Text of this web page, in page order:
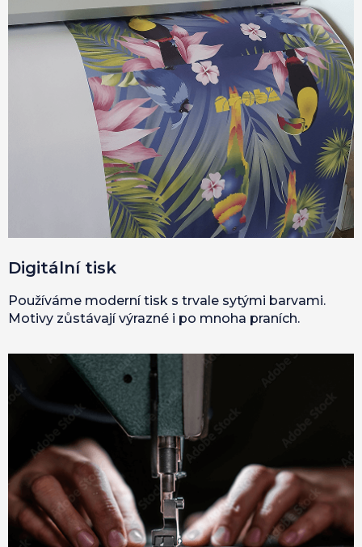
Digitální tisk
Používáme moderní tisk s trvale sytými barvami.
Motivy zůstávají výrazné i po mnoha praních.